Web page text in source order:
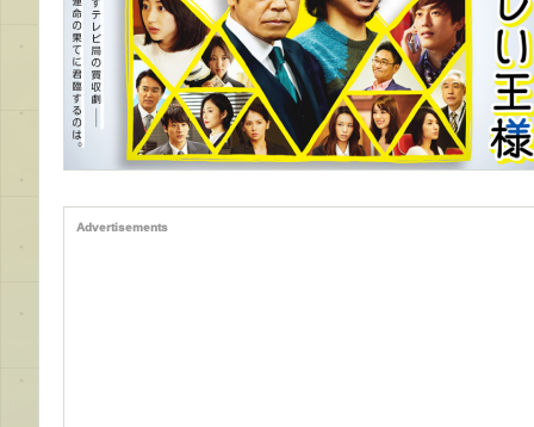
Advertisements